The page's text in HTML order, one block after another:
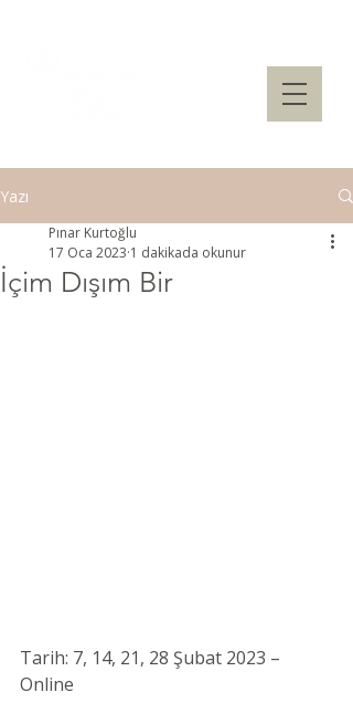
Yazı
İçim Dışım Bir
Pınar Kurtoğlu
17 Oca 2023 1 dakikada okunur
Tarih: 7, 14, 21, 28 Şubat 2023 –
Online